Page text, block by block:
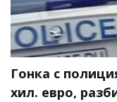
Гонка с
хил. евро,